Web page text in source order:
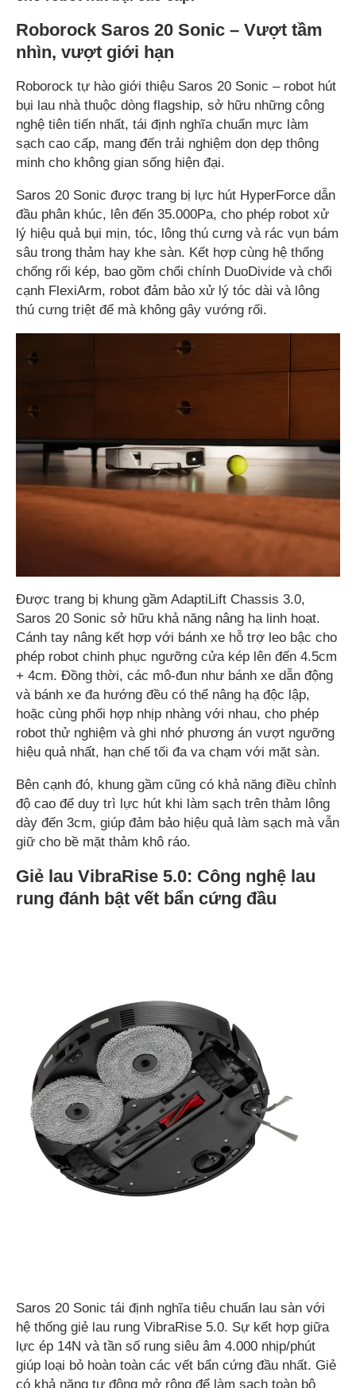
Roborock Saros 20 Sonic – Vượt tầm
nhìn, vượt giới hạn
Roborock tự hào giới thiệu Saros 20 Sonic – robot hút
bụi lau nhà thuộc dòng flagship, sở hữu những công
nghệ tiên tiến nhất, tái định nghĩa chuẩn mực làm
sạch cao cấp, mang đến trải nghiệm dọn dẹp thông
minh cho không gian sống hiện đại.
Saros 20 Sonic được trang bị lực hút HyperForce dẫn
đầu phân khúc, lên đến 35.000Pa, cho phép robot xử
lý hiệu quả bụi mịn, tóc, lông thú cưng và rác vụn bám
sâu trong thảm hay khe sàn. Kết hợp cùng hệ thống
chống rối kép, bao gồm chổi chính DuoDivide và chổi
cạnh FlexiArm, robot đảm bảo xử lý tóc dài và lông
thú cưng triệt để mà không gây vướng rối.
Được trang bị khung gầm AdaptiLift Chassis 3.0,
Saros 20 Sonic sở hữu khả năng nâng hạ linh hoạt.
Cánh tay nâng kết hợp với bánh xe hỗ trợ leo bậc cho
phép robot chinh phục ngưỡng cửa kép lên đến 4.5cm
+ 4cm. Đồng thời, các mô-đun như bánh xe dẫn động
và bánh xe đa hướng đều có thể nâng hạ độc lập,
hoặc cùng phối hợp nhịp nhàng với nhau, cho phép
robot thử nghiệm và ghi nhớ phương án vượt ngưỡng
hiệu quả nhất, hạn chế tối đa va chạm với mặt sàn.
Bên cạnh đó, khung gầm cũng có khả năng điều chỉnh
độ cao để duy trì lực hút khi làm sạch trên thảm lông
dày đến 3cm, giúp đảm bảo hiệu quả làm sạch mà vẫn
giữ cho bề mặt thảm khô ráo.
Giẻ lau VibraRise 5.0: Công nghệ lau
rung đánh bật vết bẩn cứng đầu
Saros 20 Sonic tái định nghĩa tiêu chuẩn lau sàn với
hệ thống giẻ lau rung VibraRise 5.0. Sự kết hợp giữa
lực ép 14N và tần số rung siêu âm 4.000 nhịp/phút
giúp loại bỏ hoàn toàn các vết bẩn cứng đầu nhất. Giẻ
có khả năng tự động mở rộng để làm sạch toàn bộ